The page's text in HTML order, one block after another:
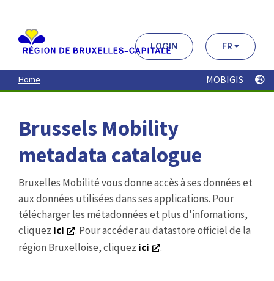
contenu
principal
LOGIN FR
Home MOBIGIS
Brussels Mobility
metadata catalogue
Bruxelles Mobilité vous donne accès à ses données et
aux données utilisées dans ses applications. Pour
télécharger les métadonnées et plus d'infomations,
cliquez ici
. Pour accéder au datastore officiel de la
région Bruxelloise, cliquez ici .